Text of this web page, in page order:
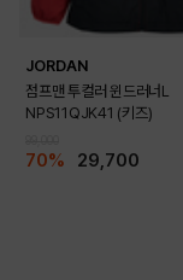
JORDAN
점프맨 투컬러 윈드러너L
NPS11QJK41 (키즈)
70% 29,700